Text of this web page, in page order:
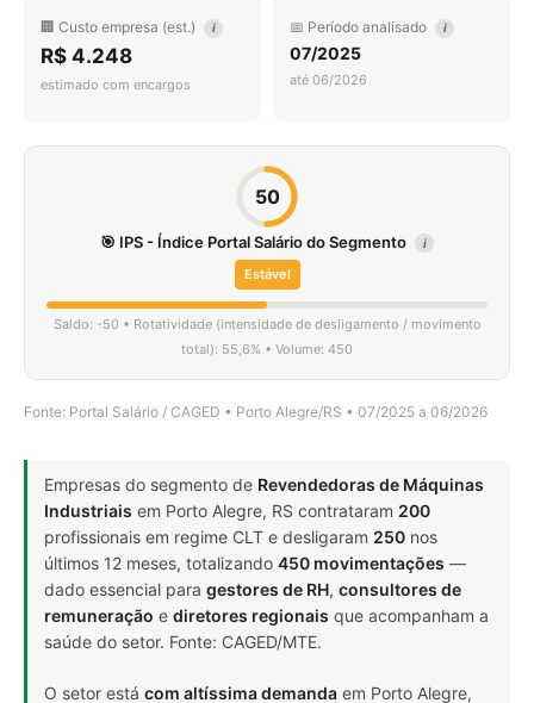
🏢 Custo empresa (est.) i
R$ 4.248
estimado com encargos
📅 Período analisado i
07/2025
até 06/2026
50
🎯 IPS - Índice Portal Salário do Segmento i
Estável
Saldo: -50 • Rotatividade (intensidade de desligamento / movimento
total): 55,6% • Volume: 450
Fonte: Portal Salário / CAGED • Porto Alegre/RS • 07/2025 a 06/2026
Empresas do segmento de Revendedoras de Máquinas
Industriais em Porto Alegre, RS contrataram 200
profissionais em regime CLT e desligaram 250 nos
últimos 12 meses, totalizando 450 movimentações —
dado essencial para gestores de RH, consultores de
remuneração e diretores regionais que acompanham a
saúde do setor. Fonte: CAGED/MTE.
O setor está com altíssima demanda em Porto Alegre,